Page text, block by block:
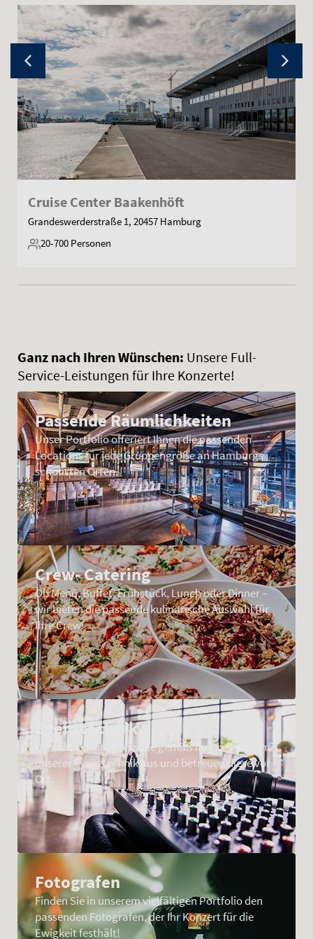
Cruise Center Baakenhöft
Grandeswerderstraße 1, 20457 Hamburg
20-700 Personen
Ganz nach Ihren Wünschen: Unsere Full-
Service-Leistungen für Ihre Konzerte!
Passende Räumlichkeiten
Unser Portfolio offeriert Ihnen die passenden
Locations für jede Gruppengröße an Hamburgs
schönsten Orten.
Crew- Catering
Ob Menü, Buffet, Frühstück, Lunch oder Dinner –
wir bieten die passende kulinarische Auswahl für
Ihre Crew!
Eventtechnik
Wir statten Ihre Konzerte gemäß Ihrem Bedarf mit
unserer Eventtechnik aus und betreuen diese vor
Ort.
Fotografen
Finden Sie in unserem vielfältigen Portfolio den
passenden Fotografen, der Ihr Konzert für die
Ewigkeit festhält!